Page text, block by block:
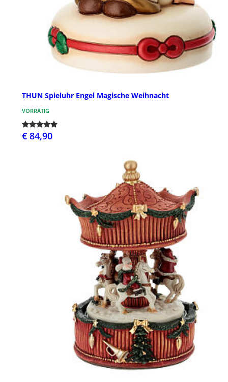
THUN Spieluhr Engel Magische Weihnacht
VORRÄTIG
€ 84,90